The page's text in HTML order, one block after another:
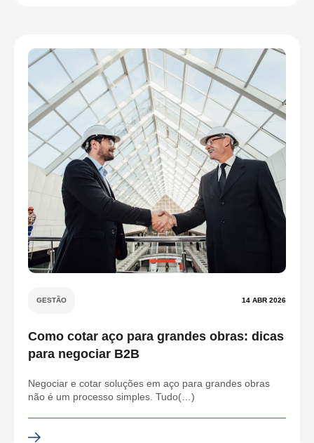
GESTÃO 14 ABR 2026
Como cotar aço para grandes obras: dicas
para negociar B2B
Negociar e cotar soluções em aço para grandes obras
não é um processo simples. Tudo(…)